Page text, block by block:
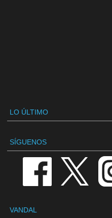
LO ÚLTIMO
SÍGUENOS
VANDAL